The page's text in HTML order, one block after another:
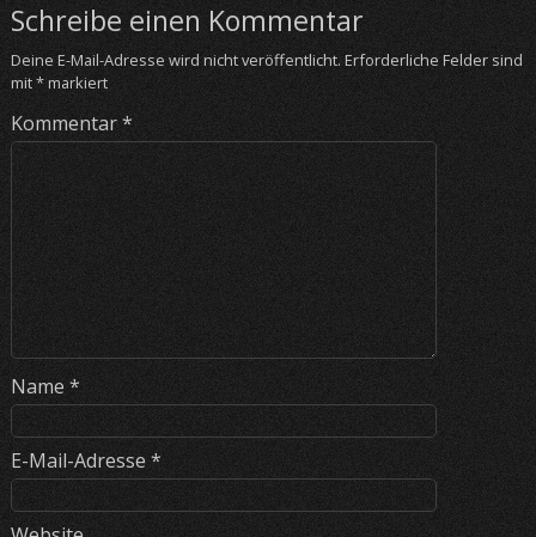
Schreibe einen Kommentar
Deine E-Mail-Adresse wird nicht veröffentlicht. Erforderliche Felder sind
mit*markiert
Kommentar*
Name *
E-Mail-Adresse *